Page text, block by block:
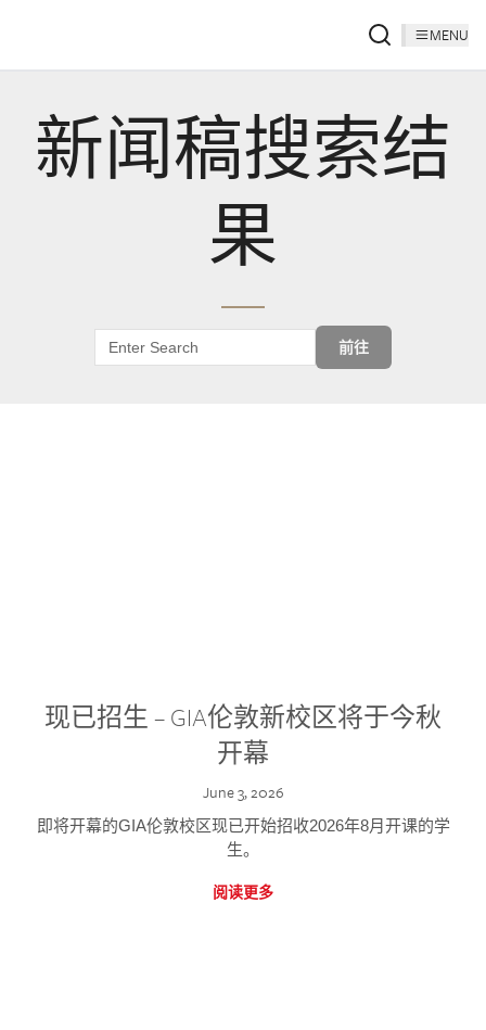
MENU
新闻稿搜索结
果
前往
现已招生 – GIA伦敦新校区将于今秋
开幕
June 3, 2026
即将开幕的GIA伦敦校区现已开始招收2026年8月开课的学
生。
阅读更多